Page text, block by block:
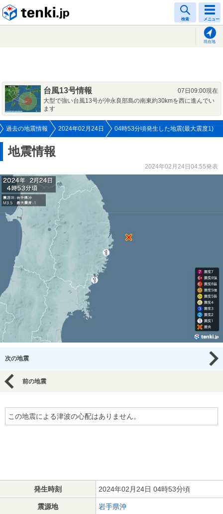
検索 メニュー
現在地
台風13号情報
07日09:00現在
大型で強い台風13号が沖永良部島の南東約30kmを西に進んでい
ます
過去の地震情報 2024年02月24日 04時53分頃発生した地震(最大震度1)
地震情報
2024年02月24日04:55発表
次の地震
前の地震
この地震による津波の心配はありません。
発生時刻 2024年02月24日 04時53分頃
震源地 岩手県沖